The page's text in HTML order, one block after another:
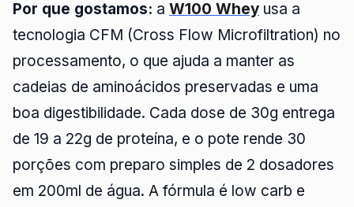
Por que gostamos: a W100 Whey usa a
tecnologia CFM (Cross Flow Microfiltration) no
processamento, o que ajuda a manter as
cadeias de aminoácidos preservadas e uma
boa digestibilidade. Cada dose de 30g entrega
de 19 a 22g de proteína, e o pote rende 30
porções com preparo simples de 2 dosadores
em 200ml de água. A fórmula é low carb e